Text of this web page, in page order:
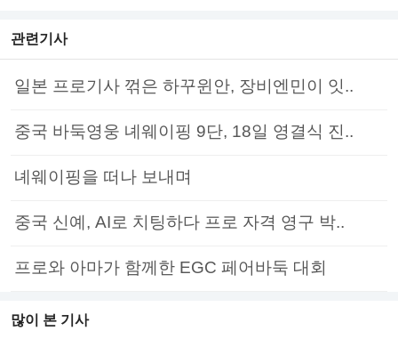
관련기사
일본 프로기사 꺾은 하꾸윈안, 장비엔민이 잇..
중국 바둑영웅 녜웨이핑 9단, 18일 영결식 진..
녜웨이핑을 떠나 보내며
중국 신예, AI로 치팅하다 프로 자격 영구 박..
프로와 아마가 함께한 EGC 페어바둑 대회
많이 본 기사